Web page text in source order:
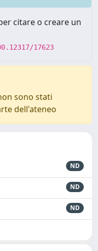
citare o creare un
17623
sono stati
dell'ateneo
ND
ND
ND